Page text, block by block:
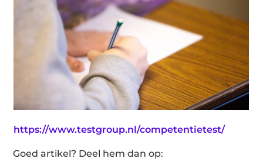
https://www.testgroup.nl/competentietest/
Goed artikel? Deel hem dan op: